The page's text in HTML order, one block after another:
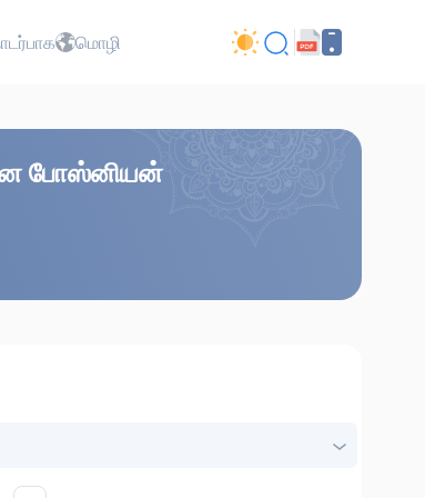
மொழி
போஸ்னியன்